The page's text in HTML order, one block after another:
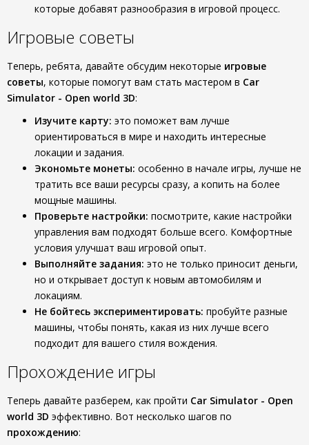
которые добавят разнообразия в игровой процесс.
Игровые советы
Теперь, ребята, давайте обсудим некоторые игровые
советы, которые помогут вам стать мастером в Car
Simulator - Open world 3D:
Изучите карту: это поможет вам лучше
ориентироваться в мире и находить интересные
локации и задания.
Экономьте монеты: особенно в начале игры, лучше не
тратить все ваши ресурсы сразу, а копить на более
мощные машины.
Проверьте настройки: посмотрите, какие настройки
управления вам подходят больше всего. Комфортные
условия улучшат ваш игровой опыт.
Выполняйте задания: это не только приносит деньги,
но и открывает доступ к новым автомобилям и
локациям.
Не бойтесь экспериментировать: пробуйте разные
машины, чтобы понять, какая из них лучше всего
подходит для вашего стиля вождения.
Прохождение игры
Теперь давайте разберем, как пройти Car Simulator - Open
world 3D эффективно. Вот несколько шагов по
прохождению: